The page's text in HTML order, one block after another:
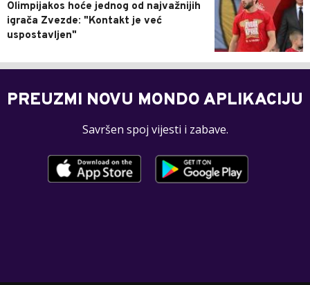
Olimpijakos hoće jednog od najvažnijih
igrača Zvezde: "Kontakt je već
uspostavljen"
PREUZMI NOVU MONDO APLIKACIJU
Savršen spoj vijesti i zabave.